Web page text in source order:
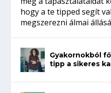
hogy a te tipped segít
megszerezni álmai
Gyakornokból
tipp a sikeres